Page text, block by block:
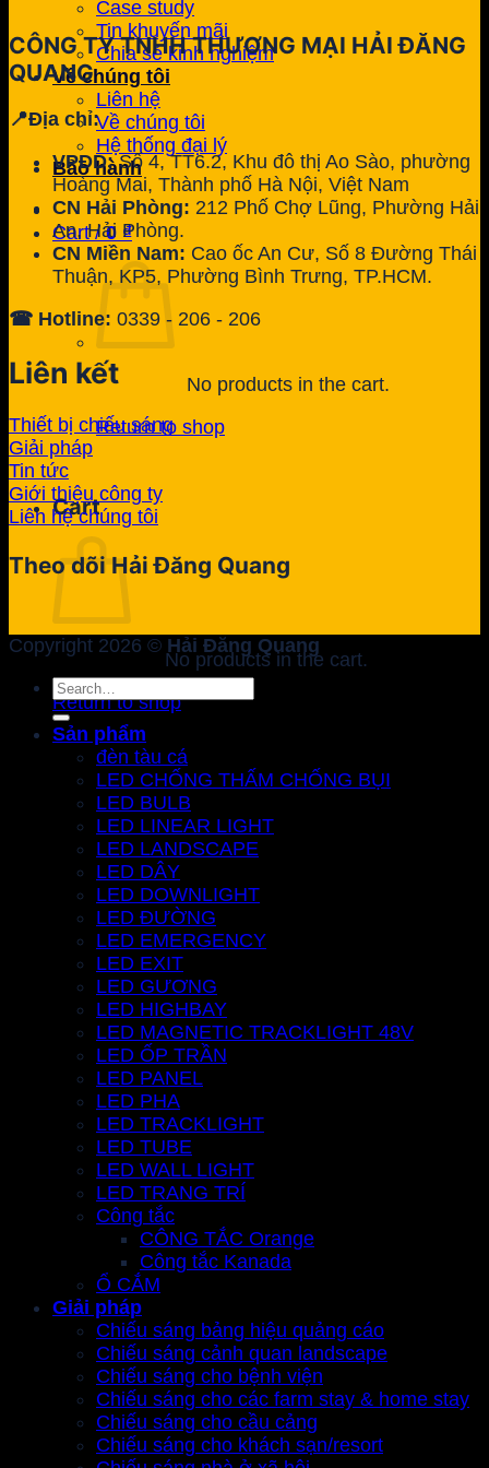
Case study
Tin khuyến mãi
Chia sẻ kinh nghiệm
Về chúng tôi
Liên hệ
Về chúng tôi
Hệ thống đại lý
Bảo hành
Cart /0 ₫
No products in the cart.
Return to shop
Cart
No products in the cart.
Return to shop
CÔNG TY TNHH THƯƠNG MẠI HẢI ĐĂNG
QUANG
📍Địa chỉ:
VPĐD:Số 4, TT6.2, Khu đô thị Ao Sào, phường
Hoàng Mai, Thành phố Hà Nội, Việt Nam
CN Hải Phòng: 212 Phố Chợ Lũng, Phường Hải
An, Hải Phòng.
CN Miền Nam: Cao ốc An Cư, Số 8 Đường Thái
Thuận, KP5, Phường Bình Trưng, TP.HCM.
☎ Hotline: 0339 - 206 - 206
Liên kết
Thiết bị chiếu sáng
Giải pháp
Tin tức
Giới thiệu công ty
Liên hệ chúng tôi
Theo dõi Hải Đăng Quang
Copyright 2026 © Hải Đăng Quang
Search
for:
Sản phẩm
đèn tàu cá
LED CHỐNG THẤM CHỐNG BỤI
LED BULB
LED LINEAR LIGHT
LED LANDSCAPE
LED DÂY
LED DOWNLIGHT
LED ĐƯỜNG
LED EMERGENCY
LED EXIT
LED GƯƠNG
LED HIGHBAY
LED MAGNETIC TRACKLIGHT 48V
LED ỐP TRẦN
LED PANEL
LED PHA
LED TRACKLIGHT
LED TUBE
LED WALL LIGHT
LED TRANG TRÍ
Công tắc
CÔNG TẮC Orange
Công tắc Kanada
Ổ CẮM
Giải pháp
Chiếu sáng bảng hiệu quảng cáo
Chiếu sáng cảnh quan landscape
Chiếu sáng cho bệnh viện
Chiếu sáng cho các farm stay & home stay
Chiếu sáng cho cầu cảng
Chiếu sáng cho khách sạn/resort